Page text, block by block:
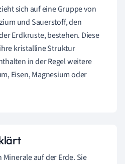
sich auf eine Gruppe von
und Sauerstoff, den
Erdkruste, bestehen. Diese
kristalline Struktur
in der Regel weitere
Eisen, Magnesium oder
auf der Erde. Sie